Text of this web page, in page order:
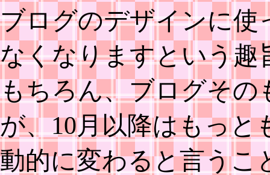
ブログのデザインに使
なくなりますという趣
もちろん、ブログそ
が、10月以降はもっ
動的に変わると言うこ